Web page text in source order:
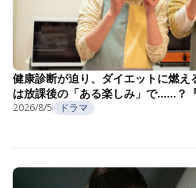
健康診断が迫り、ダイエットに燃
は放課後の「ある楽しみ」で……？
2026/8/5 ドラマ